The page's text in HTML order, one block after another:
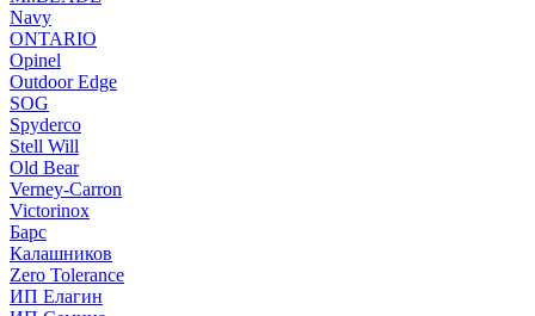
Navy
ONTARIO
Opinel
Outdoor Edge
SOG
Spyderco
Stell Will
Old Bear
Verney-Carron
Victorinox
Барс
Калашников
Zero Tolerance
ИП Елагин